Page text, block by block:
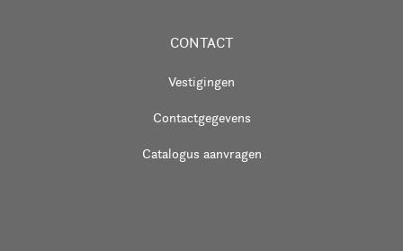
CONTACT
Vestigingen
Contactgegevens
Catalogus aanvragen